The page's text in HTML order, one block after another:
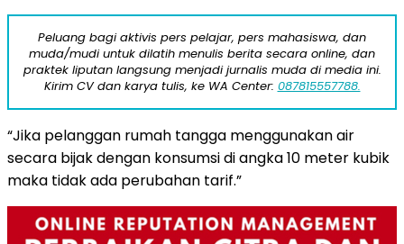
Peluang bagi aktivis pers pelajar, pers mahasiswa, dan
muda/mudi untuk dilatih menulis berita secara online, dan
praktek liputan langsung menjadi jurnalis muda di media ini.
Kirim CV dan karya tulis, ke WA Center: 087815557788.
“Jika pelanggan rumah tangga menggunakan air
secara bijak dengan konsumsi di angka 10 meter kubik
maka tidak ada perubahan tarif.”